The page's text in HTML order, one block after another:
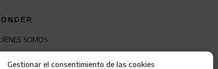
Gestionar el consentimiento de las cookies
SOMOS